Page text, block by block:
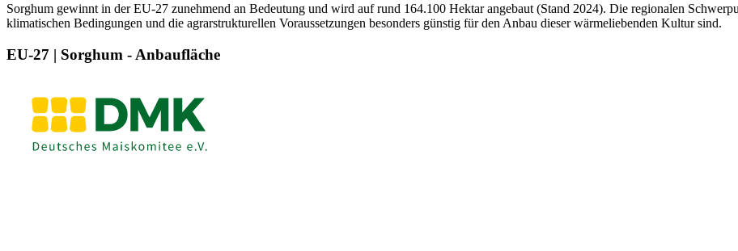
Sorghum gewinnt in der EU-27 zunehmend an Bedeutung und wird auf rund 164.100 Hektar angebaut (Stand 2024). Die regionalen
klimatischen Bedingungen und die agrarstrukturellen Voraussetzungen besonders günstig für den Anbau dieser wärmeliebenden Kultur sind.
EU-27 | Sorghum - Anbaufläche